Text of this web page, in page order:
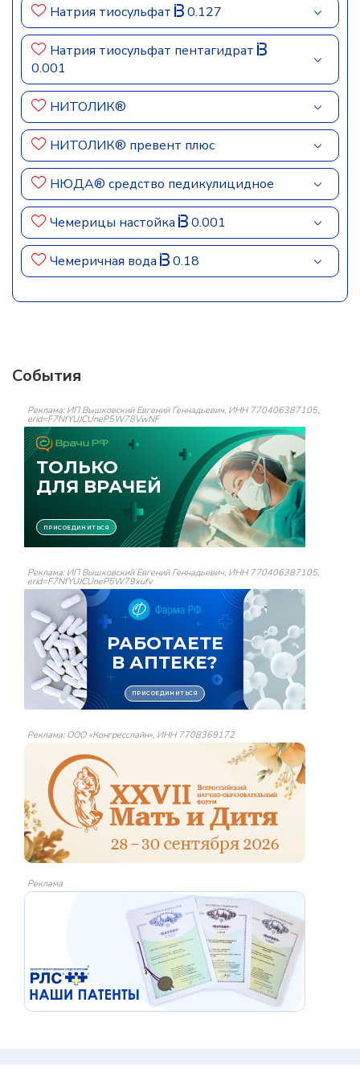
Натрия тиосульфат 0.127
Натрия тиосульфат пентагидрат
0.001
НИТОЛИК®
НИТОЛИК® превент плюс
НЮДА® средство педикулицидное
Чемерицы настойка 0.001
Чемеричная вода 0.18
События
Реклама: ИП Вышковский Евгений Геннадьевич, ИНН 770406387105,
erid=F7NfYUJCUneP5W78VwNF
Реклама: ИП Вышковский Евгений Геннадьевич, ИНН 770406387105,
erid=F7NfYUJCUneP5W79xufv
Реклама: ООО «Конгресслайн», ИНН 7708369172
Реклама